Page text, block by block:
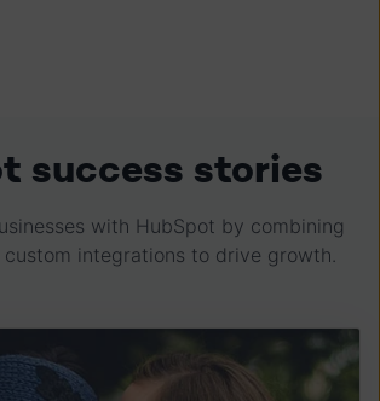
success stories
with HubSpot by combining
integrations to drive growth.